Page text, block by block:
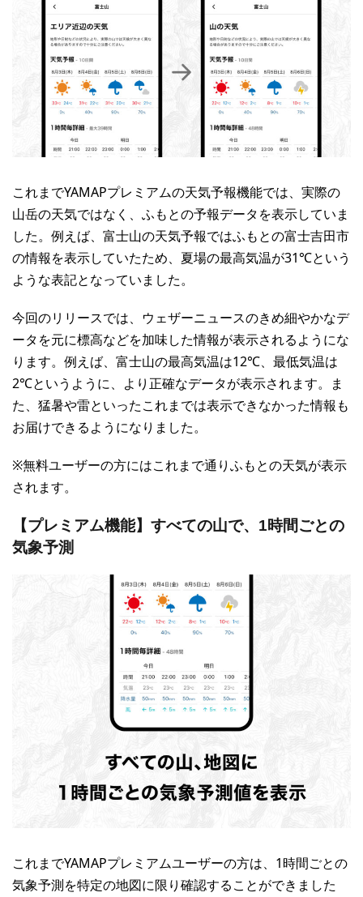
これまでYAMAPプレミアムの天気予報機能では、実際の
山岳の天気ではなく、ふもとの予報データを表示していま
した。例えば、富士山の天気予報ではふもとの富士吉田市
の情報を表示していたため、夏場の最高気温が31℃という
ような表記となっていました。
今回のリリースでは、ウェザーニュースのきめ細やかなデ
ータを元に標高などを加味した情報が表示されるようにな
ります。例えば、富士山の最高気温は12℃、最低気温は
2℃というように、より正確なデータが表示されます。ま
た、猛暑や雷といったこれまでは表示できなかった情報も
お届けできるようになりました。
※無料ユーザーの方にはこれまで通りふもとの天気が表示
されます。
【プレミアム機能】すべての山で、1時間ごとの
気象予測
これまでYAMAPプレミアムユーザーの方は、1時間ごとの
気象予測を特定の地図に限り確認することができました